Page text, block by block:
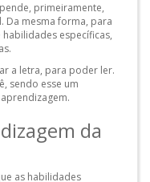
primeiramente,
Da mesma forma, para
específicas,
a letra, para poder ler.
sendo esse um
da
as habilidades